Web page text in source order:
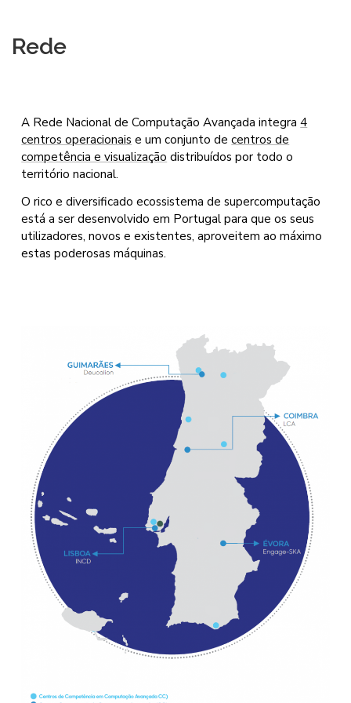
Rede
A Rede Nacional de Computação Avançada integra4
centros operacionais e um conjunto decentros de
competência e visualização distribuídos por todo o
território nacional.
O rico e diversificado ecossistema de supercomputação
está a ser desenvolvido em Portugal para que os seus
utilizadores, novos e existentes, aproveitem ao máximo
estas poderosas máquinas.